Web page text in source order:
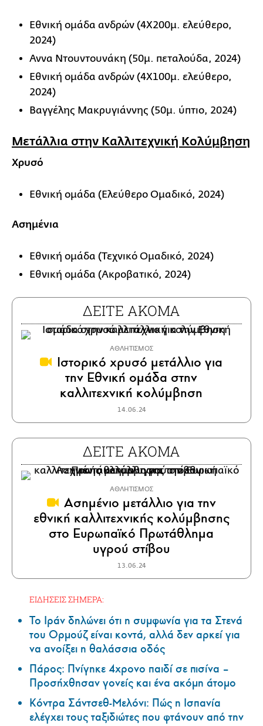
Εθνική ομάδα ανδρών (4Χ200μ. ελεύθερο,
2024)
Αννα Ντουντουνάκη (50μ. πεταλούδα, 2024)
Εθνική ομάδα ανδρών (4Χ100μ. ελεύθερο,
2024)
Βαγγέλης Μακρυγιάννης (50μ. ύπτιο, 2024)
Μετάλλια στην Καλλιτεχνική Κολύμβηση
Χρυσό
Εθνική ομάδα (Ελεύθερο Ομαδικό, 2024)
Ασημένια
Εθνική ομάδα (Τεχνικό Ομαδικό, 2024)
Εθνική ομάδα (Ακροβατικό, 2024)
ΔΕΙΤΕ ΑΚΟΜΑ
ΑΘΛΗΤΙΣΜΟΣ
Ιστορικό χρυσό μετάλλιο για
την Εθνική ομάδα στην
καλλιτεχνική κολύμβηση
14.06.24
ΔΕΙΤΕ ΑΚΟΜΑ
ΑΘΛΗΤΙΣΜΟΣ
Ασημένιο μετάλλιο για την
εθνική καλλιτεχνικής κολύμβησης
στο Ευρωπαϊκό Πρωτάθλημα
υγρού στίβου
13.06.24
ΕΙΔΗΣΕΙΣ ΣΗΜΕΡΑ:
Το Ιράν δηλώνει ότι η συμφωνία για τα Στενά
του Ορμούζ είναι κοντά, αλλά δεν αρκεί για
να ανοίξει η θαλάσσια οδός
Πάρος: Πνίγηκε 4χρονο παιδί σε πισίνα –
Προσήχθησαν γονείς και ένα ακόμη άτομο
Κόντρα Σάντσεθ-Μελόνι: Πώς η Ισπανία
ελέγχει τους ταξιδιώτες που φτάνουν από την